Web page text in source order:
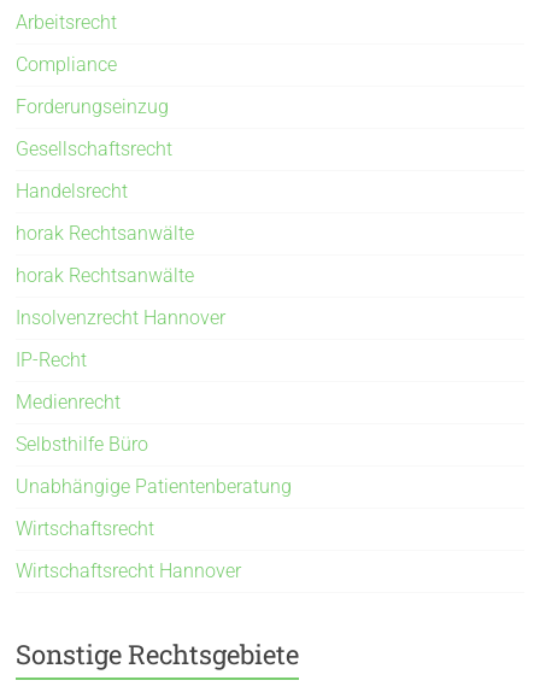
Arbeitsrecht
Compliance
Forderungseinzug
Gesellschaftsrecht
Handelsrecht
horak Rechtsanwälte
horak Rechtsanwälte
Insolvenzrecht Hannover
IP-Recht
Medienrecht
Selbsthilfe Büro
Unabhängige Patientenberatung
Wirtschaftsrecht
Wirtschaftsrecht Hannover
Sonstige Rechtsgebiete